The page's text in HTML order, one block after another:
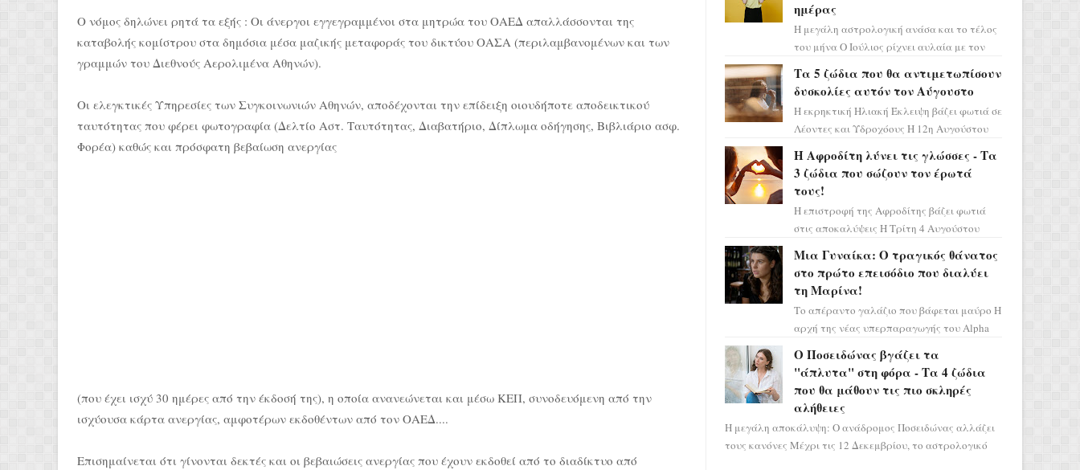
Ο νόμος δηλώνει ρητά τα εξής : Οι άνεργοι εγγεγραμμένοι στα μητρώα του ΟΑΕΔ απαλλάσσονται της
καταβολής κομίστρου στα δημόσια μέσα μαζικής μεταφοράς του δικτύου ΟΑΣΑ (περιλαμβανομένων και των
γραμμών του Διεθνούς Αερολιμένα Αθηνών).
Οι ελεγκτικές Υπηρεσίες των Συγκοινωνιών Αθηνών, αποδέχονται την επίδειξη οιουδήποτε αποδεικτικού
ταυτότητας που φέρει φωτογραφία (Δελτίο Αστ. Ταυτότητας, Διαβατήριο, Δίπλωμα οδήγησης, Βιβλιάριο ασφ.
Φορέα) καθώς και πρόσφατη βεβαίωση ανεργίας
(που έχει ισχύ 30 ημέρες από την έκδοσή της), η οποία ανανεώνεται και μέσω ΚΕΠ, συνοδευόμενη από την
ισχύουσα κάρτα ανεργίας, αμφοτέρων εκδοθέντων από τον ΟΑΕΔ....
Επισημαίνεται ότι γίνονται δεκτές και οι βεβαιώσεις ανεργίας που έχουν εκδοθεί από το διαδίκτυο από
ημέρας
Η μεγάλη αστρολογική ανάσα και το τέλος
του μήνα Ο Ιούλιος ρίχνει αυλαία με τον
περνάει στο ζώδιο τω...
Τα 5 ζώδια που θα αντιμετωπίσουν
δυσκολίες αυτόν τον Αύγουστο
Η εκρηκτική Ηλιακή Έκλειψη βάζει φωτιά σε
Λέοντες και Υδροχόους Η 12η Αυγούστου
χάους, καθώς η Ηλια...
Η Αφροδίτη λύνει τις γλώσσες - Τα
3 ζώδια που σώζουν τον έρωτά
τους!
Η επιστροφή της Αφροδίτης βάζει φωτιά
στις αποκαλύψεις Η Τρίτη 4 Αυγούστου
ορόσημο, καθώς η Αφροδίτη πρ...
Μια Γυναίκα: Ο τραγικός θάνατος
στο πρώτο επεισόδιο που διαλύει
τη Μαρίνα!
Το απέραντο γαλάζιο που βάφεται μαύρο Η
αρχή της νέας υπερπαραγωγής του Alpha
πλημμυρισμένο από...
Ο Ποσειδώνας βγάζει τα
"άπλυτα" στη φόρα - Τα 4 ζώδια
που θα μάθουν τις πιο σκληρές
αλήθειες
Η μεγάλη αποκάλυψη: Ο ανάδρομος Ποσειδώνας αλλάζει
τους κανόνες Μέχρι τις 12 Δεκεμβρίου, το αστρολογικό